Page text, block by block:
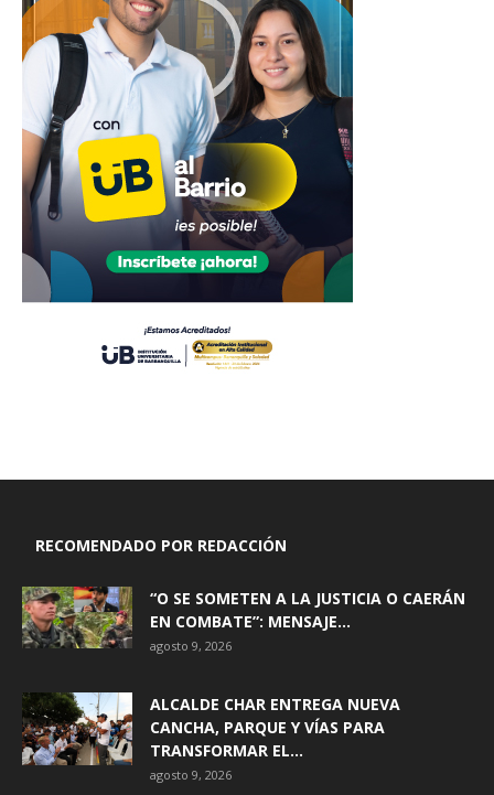
RECOMENDADO POR REDACCIÓN
“O SE SOMETEN A LA JUSTICIA O CAERÁN
EN COMBATE”: MENSAJE...
agosto 9, 2026
ALCALDE CHAR ENTREGA NUEVA
CANCHA, PARQUE Y VÍAS PARA
TRANSFORMAR EL...
agosto 9, 2026